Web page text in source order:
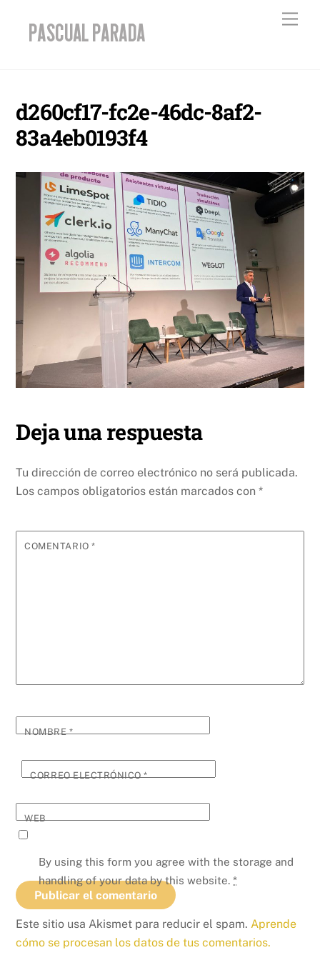
content
d260cf17-fc2e-46dc-8af2-
83a4eb0193f4
Deja una respuesta
Tu dirección de correo electrónico no será publicada.
Los campos obligatorios están marcados con*
COMENTARIO*
NOMBRE*
CORREO ELECTRÓNICO*
WEB
By using this form you agree with the storage and
handling of your data by this website.*
Este sitio usa Akismet para reducir el spam.Aprende
cómo se procesan los datos de tus comentarios.